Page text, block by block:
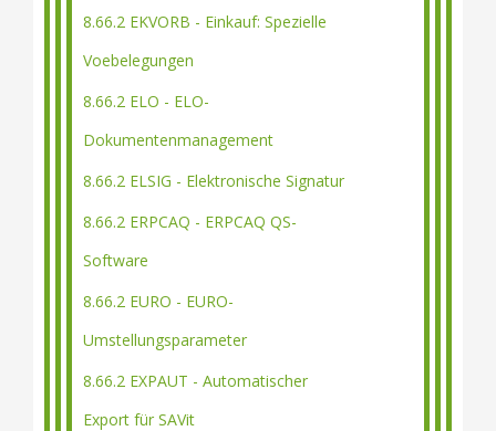
8.66.2 EKVORB - Einkauf: Spezielle
Voebelegungen
8.66.2 ELO - ELO-
Dokumentenmanagement
8.66.2 ELSIG - Elektronische Signatur
8.66.2 ERPCAQ - ERPCAQ QS-
Software
8.66.2 EURO - EURO-
Umstellungsparameter
8.66.2 EXPAUT - Automatischer
Export für SAVit